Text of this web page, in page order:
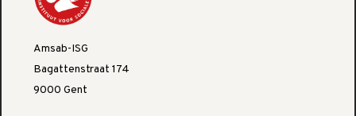
Amsab-ISG
Bagattenstraat 174
9000 Gent